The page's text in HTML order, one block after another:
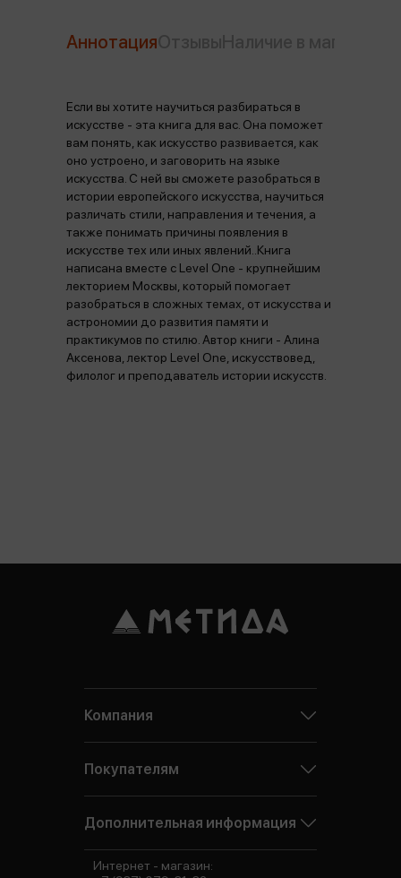
Аннотация
Если вы хотите научиться разбираться в
искусстве - эта книга для вас. Она поможет
вам понять, как искусство развивается, как
оно устроено, и заговорить на языке
искусства. С ней вы сможете разобраться в
истории европейского искусства, научиться
различать стили, направления и течения, а
также понимать причины появления в
искусстве тех или иных явлений..Книга
написана вместе с Level One - крупнейшим
лекторием Москвы, который помогает
разобраться в сложных темах, от искусства и
астрономии до развития памяти и
практикумов по стилю. Автор книги - Алина
Аксенова, лектор Level One, искусствовед,
филолог и преподаватель истории искусств.
Компания
Покупателям
Дополнительная информация
Интернет - магазин: